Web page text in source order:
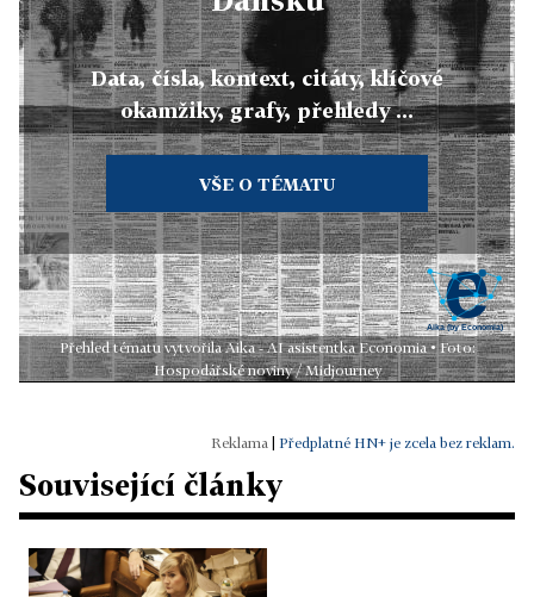
Data, čísla, kontext, citáty, klíčové
okamžiky, grafy, přehledy ...
VŠE O TÉMATU
Přehled tématu vytvořila Aika - AI asistentka Economia • Foto:
Hospodářské noviny / Midjourney
Předplatné HN+ je zcela bez reklam.
Související články